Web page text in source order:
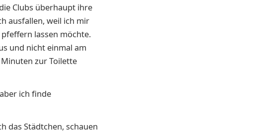
Clubs überhaupt ihre
ausfallen, weil ich mir
lassen möchte.
und nicht einmal am
zur Toilette
ich finde
das Städtchen, schauen